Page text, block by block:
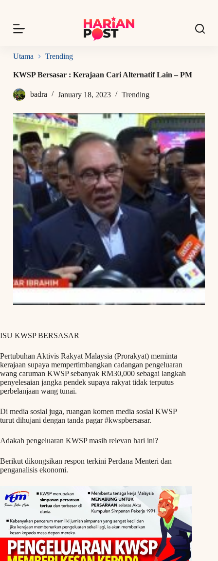
p
o
o
n
Utama Trending
KWSP Bersasar : Kerajaan Cari Alternatif Lain – PM
badra January 18, 2023 Trending
ISU KWSP BERSASAR
Pertubuhan Aktivis Rakyat Malaysia (Prorakyat) meminta
kerajaan supaya mempertimbangkan cadangan pengeluaran
wang caruman KWSP sebanyak RM30,000 sebagai langkah
penyelesaian jangka pendek supaya rakyat tidak terputus
perbelanjaan wang tunai.
Di media sosial juga, ruangan komen media sosial KWSP
turut dihujani dengan tanda pagar #kwspbersasar.
Adakah pengeluaran KWSP masih relevan hari ini?
Berikut dikongsikan respon terkini Perdana Menteri dan
penganalisis ekonomi.